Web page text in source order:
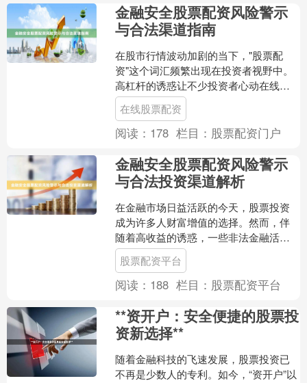
金融安全股票配资风险警示
与合法渠道指南
在股市行情波动加剧的当下，"股票配
资"这个词汇频繁出现在投资者视野中。
高杠杆的诱惑让不少投资者心动在线股
票配资，但背后隐藏的风险却可能让您
血本无归。本文将深入剖....
在线股票配资
阅读： 178 栏目： 股票配资门户
金融安全股票配资风险警示
与合法投资渠道解析
在金融市场日益活跃的今天，股票投资
成为许多人财富增值的选择。然而，伴
随着高收益的诱惑，一些非法金融活动
也悄然滋生，其中**股票配资**便是需要
投资者高度警惕的领....
股票配资平台
阅读： 188 栏目： 股票配资平台
**资开户：安全便捷的股票投
资新选择**
随着金融科技的飞速发展，股票投资已
不再是少数人的专利。如今，“资开户”以